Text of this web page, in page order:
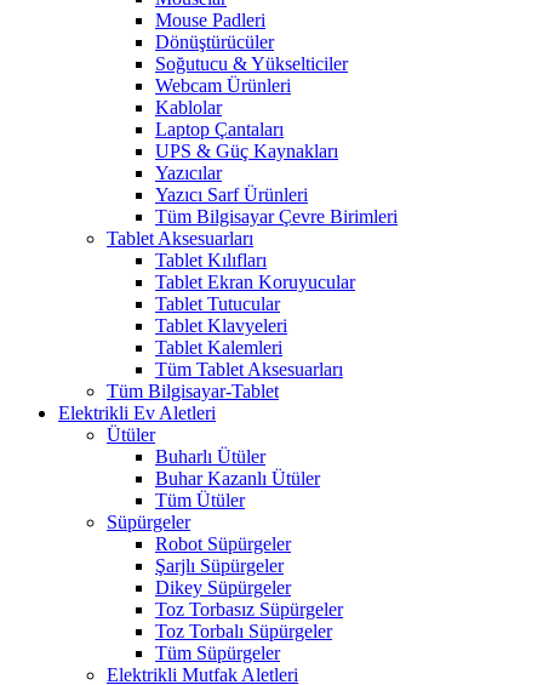
Mouse Padleri
Dönüştürücüler
Soğutucu & Yükselticiler
Webcam Ürünleri
Kablolar
Laptop Çantaları
UPS & Güç Kaynakları
Yazıcılar
Yazıcı Sarf Ürünleri
Tüm Bilgisayar Çevre Birimleri
Tablet Aksesuarları
Tablet Kılıfları
Tablet Ekran Koruyucular
Tablet Tutucular
Tablet Klavyeleri
Tablet Kalemleri
Tüm Tablet Aksesuarları
Tüm Bilgisayar-Tablet
Elektrikli Ev Aletleri
Ütüler
Buharlı Ütüler
Buhar Kazanlı Ütüler
Tüm Ütüler
Süpürgeler
Robot Süpürgeler
Şarjlı Süpürgeler
Dikey Süpürgeler
Toz Torbasız Süpürgeler
Toz Torbalı Süpürgeler
Tüm Süpürgeler
Elektrikli Mutfak Aletleri